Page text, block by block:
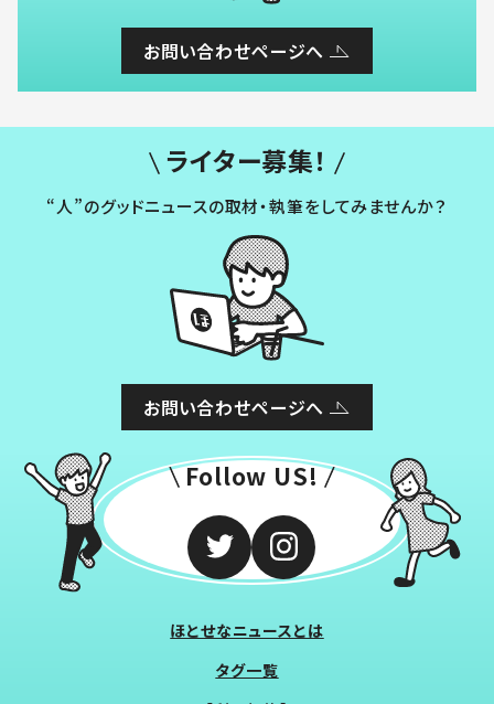
お問い合わせページへ
ライター募集！
“人”のグッドニュースの取材・執筆をしてみませんか？
お問い合わせページへ
Follow US!
ほとせなニュースとは
タグ一覧